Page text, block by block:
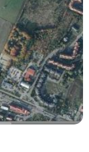
wszystkie